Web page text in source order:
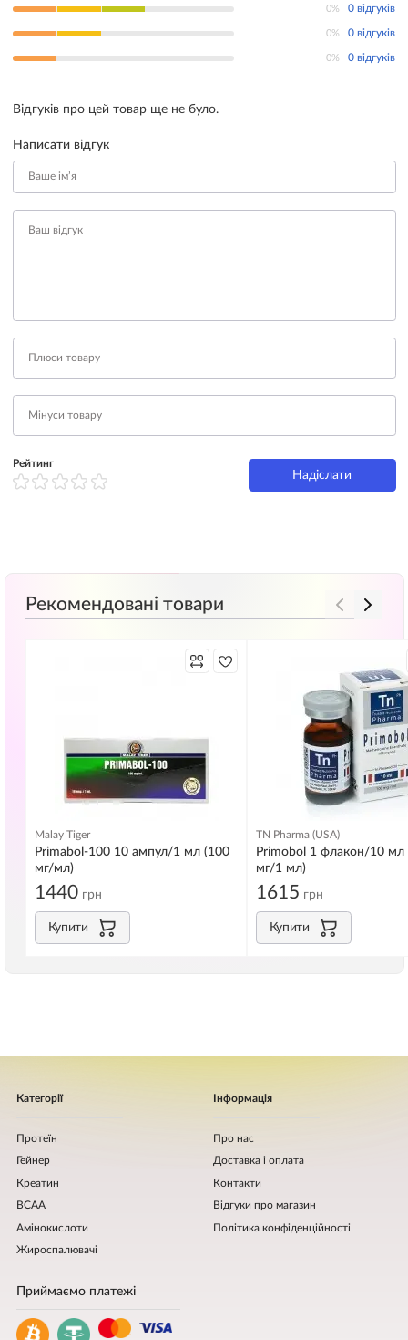
0% 0 відгуків
0% 0 відгуків
0% 0 відгуків
Відгуків про цей товар ще не було.
Написати відгук
Рейтинг
Надіслати
Рекомендовані товари
Malay Tiger
Primabol-100 10 ампул/1 мл (100
мг/мл)
1440 грн
Купити
TN Pharma (USA)
Primobol 1 флакон/10 мл
мг/1 мл)
1615 грн
Купити
Категорії
Протеїн
Гейнер
Креатин
BCAA
Амінокислоти
Жироспалювачі
Інформація
Про нас
Доставка і оплата
Контакти
Відгуки про магазин
Політика конфіденційності
Приймаємо платежі